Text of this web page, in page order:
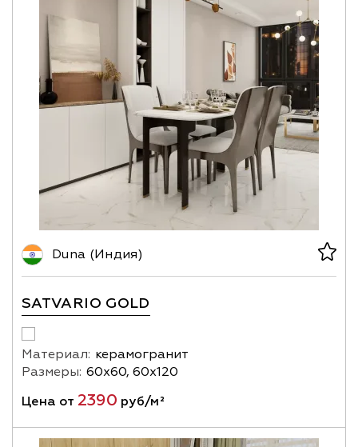
Duna (Индия)
SATVARIO GOLD
Материал: керамогранит
Размеры: 60х60, 60х120
Цена от 2390 руб/м²